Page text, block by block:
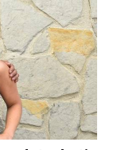
dute, beti